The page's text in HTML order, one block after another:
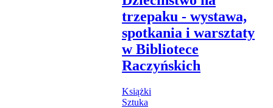
trzepaku - wystawa,
spotkania i warsztaty
w Bibliotece
Raczyńskich
Książki
Sztuka